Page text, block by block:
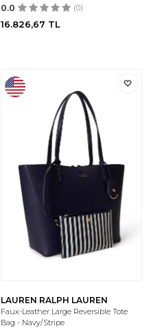
0.0 (0)
16.826,67 TL
LAUREN RALPH LAUREN
Faux-Leather Large Reversible Tote
Bag - Navy/Stripe